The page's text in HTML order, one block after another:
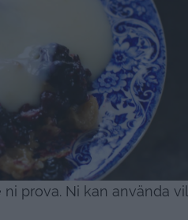
prova. Ni kan använda